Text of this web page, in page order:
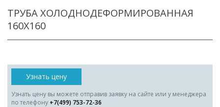
ТРУБА ХОЛОДНОДЕФОРМИРОВАННАЯ
160X160
Узнать цену
Узнать цену вы можете отправив заявку на сайте или у менеджера
по телефону +7(499) 753-72-36